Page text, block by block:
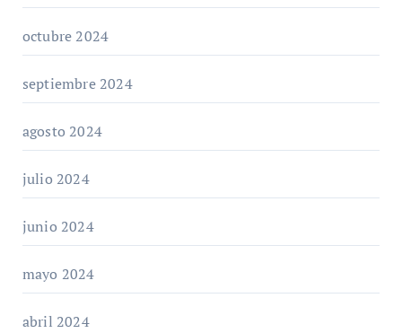
octubre 2024
septiembre 2024
agosto 2024
julio 2024
junio 2024
mayo 2024
abril 2024